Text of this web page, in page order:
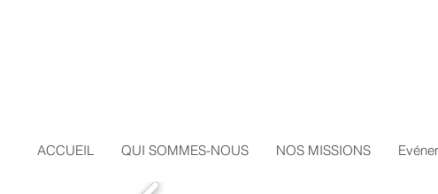
ACCUEIL QUI SOMMES-NOUS NOS MISSIONS